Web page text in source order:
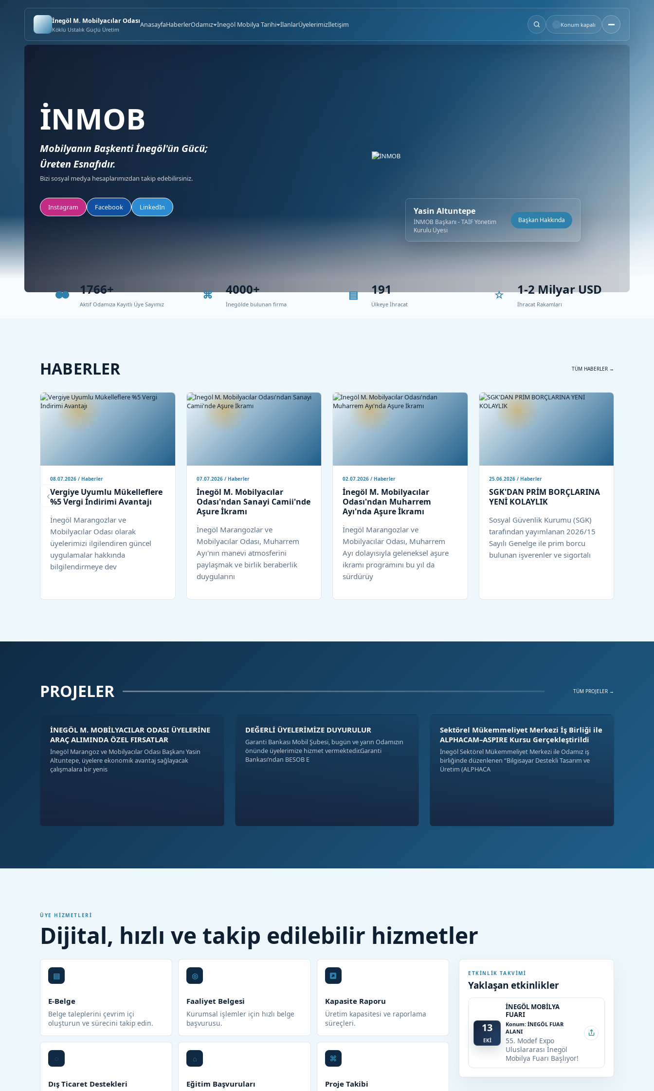
İnegöl M. Mobilyacılar Odası
Köklü Ustalık Güçlü Üretim
AnasayfaHaberlerOdamız İnegöl Mobilya Tarihi İlanlarÜyelerimizİletişim ° Konum kapalı
İNMOB
Mobilyanın Başkenti İnegöl'ün Gücü;
Üreten Esnafıdır.
Bizi sosyal medya hesaplarımızdan takip edebilirsiniz.
Instagram Facebook LinkedIn Yasin Altuntepe
İNMOB Başkanı - TAİF Yönetim
Kurulu Üyesi
Başkan Hakkında
1766+
Aktif Odamıza Kayıtlı Üye Sayımız
4000+
İnegölde bulunan firma
191
Ülkeye İhracat
1-2 Milyar USD
İhracat Rakamları
HABERLER TÜM HABERLER →
08.07.2026 / Haberler
Vergiye Uyumlu Mükelleflere
%5 Vergi İndirimi Avantajı
İnegöl Marangozlar ve
Mobilyacılar Odası olarak
üyelerimizi ilgilendiren güncel
uygulamalar hakkında
bilgilendirmeye dev
07.07.2026 / Haberler
İnegöl M. Mobilyacılar
Odası'ndan Sanayi Camii'nde
Aşure İkramı
İnegöl Marangozlar ve
Mobilyacılar Odası, Muharrem
Ayı'nın manevi atmosferini
paylaşmak ve birlik beraberlik
duygularını
02.07.2026 / Haberler
İnegöl M. Mobilyacılar
Odası'ndan Muharrem
Ayı'nda Aşure İkramı
İnegöl Marangozlar ve
Mobilyacılar Odası, Muharrem
Ayı dolayısıyla geleneksel aşure
ikramı programını bu yıl da
sürdürüy
25.06.2026 / Haberler
SGK'DAN PRİM BORÇLARINA
YENİ KOLAYLIK
Sosyal Güvenlik Kurumu (SGK)
tarafından yayımlanan 2026/15
Sayılı Genelge ile prim borcu
bulunan işverenler ve sigortalı
‹ ›
PROJELER TÜM PROJELER →
İNEGÖL M. MOBİLYACILAR ODASI ÜYELERİNE
ARAÇ ALIMINDA ÖZEL FIRSATLAR
İnegöl Marangoz ve Mobilyacılar Odası Başkanı Yasin
Altuntepe, üyelere ekonomik avantaj sağlayacak
çalışmalara bir yenis
DEĞERLİ ÜYELERİMİZE DUYURULUR
Garanti Bankası Mobil Şubesi, bugün ve yarın Odamızın
önünde üyelerimize hizmet vermektedir.Garanti
Bankası’ndan BESOB E
Sektörel Mükemmeliyet Merkezi İş Birliği ile
ALPHACAM–ASPIRE Kursu Gerçekleştirildi
İnegöl Sektörel Mükemmeliyet Merkezi ile Odamız iş
birliğinde düzenlenen “Bilgisayar Destekli Tasarım ve
Üretim (ALPHACA
›
ÜYE HIZMETLERI
Dijital, hızlı ve takip edilebilir hizmetler
E-Belge
Belge taleplerini çevrim içi
oluşturun ve sürecini takip edin.
Faaliyet Belgesi
Kurumsal işlemler için hızlı belge
başvurusu.
Kapasite Raporu
Üretim kapasitesi ve raporlama
süreçleri.
Dış Ticaret Destekleri Eğitim Başvuruları Proje Takibi
ETKINLIK TAKVIMI
Yaklaşan etkinlikler
13
EKİ
İNEGÖL MOBİLYA
FUARI
Konum: İNEGÖL FUAR
ALANI
55. Modef Expo
Uluslararası İnegöl
Mobilya Fuarı Başlıyor!